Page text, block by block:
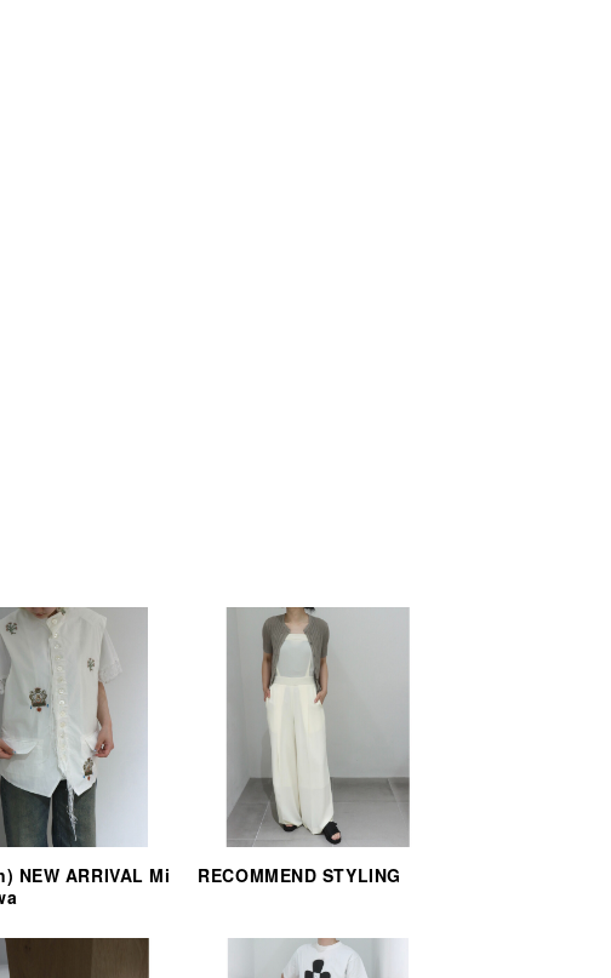
NEW ARRIVAL Mi
RECOMMEND STYLING